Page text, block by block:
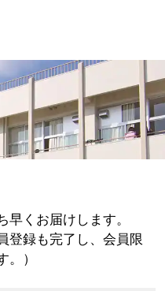
早くお届けします。
登録も完了し、会員限
。）